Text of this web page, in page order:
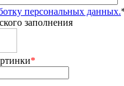
персональных данных.
заполнения
*